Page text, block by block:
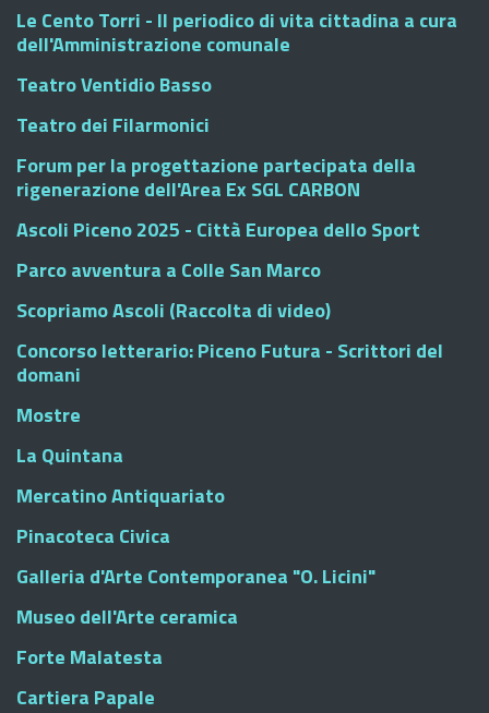
Le Cento Torri - Il periodico di vita cittadina a cura
dell'Amministrazione comunale
Teatro Ventidio Basso
Teatro dei Filarmonici
Forum per la progettazione partecipata della
rigenerazione dell'Area Ex SGL CARBON
Ascoli Piceno 2025 - Città Europea dello Sport
Parco avventura a Colle San Marco
Scopriamo Ascoli (Raccolta di video)
Concorso letterario: Piceno Futura - Scrittori del
domani
Mostre
La Quintana
Mercatino Antiquariato
Pinacoteca Civica
Galleria d'Arte Contemporanea "O. Licini"
Museo dell'Arte ceramica
Forte Malatesta
Cartiera Papale